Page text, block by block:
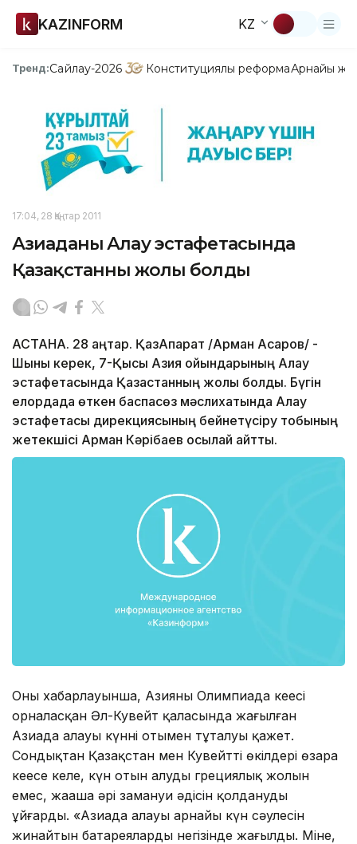
KAZINFORM KZ
Тренд:Сайлау-2026 Конституциялық реформаАрнайы
17:04, 28 Қаңтар 2011
Азиаданың Алау эстафетасында
Қазақстанның жолы болды
АСТАНА. 28 қаңтар. ҚазАқпарат /Арман Асқаров/ -
Шыны керек, 7-Қысқы Азия ойындарының Алау
эстафетасында Қазақстанның жолы болды. Бүгін
елордада өткен баспасөз мәслихатында Алау
эстафетасы дирекциясының бейнетүсіру тобының
жетекшісі Арман Кәрібаев осылай айтты.
Оның хабарлауынша, Азияның Олимпиада кеңесі
орналасқан Әл-Кувейт қаласында жағылған
Азиада алауы күннің отымен тұталуы қажет.
Сондықтан Қазақстан мен Кувейттің өкілдері өзара
кеңесе келе, күн отын алудың грециялық жолын
емес, жаңаша әрі замануи әдісін қолдануды
ұйғарды. «Азиада алауы арнайы күн сәулесін
жинайтын батареялардың негізінде жағылды. Міне,